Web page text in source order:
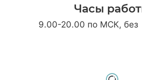
Часы
9.00-20.00 по МСК,